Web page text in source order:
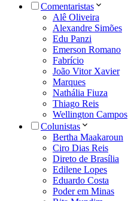
Comentaristas
Alê Oliveira
Alexandre Simões
Edu Panzi
Emerson Romano
Fabrício
João Vitor Xavier
Marques
Nathália Fiuza
Thiago Reis
Wellington Campos
Colunistas
Bertha Maakaroun
Ciro Dias Reis
Direto de Brasília
Edilene Lopes
Eduardo Costa
Poder em Minas